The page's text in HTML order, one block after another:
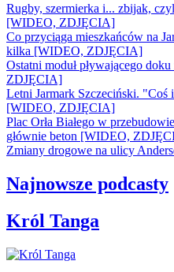
Rugby, szermierka i... zbijak,
[WIDEO, ZDJĘCIA]
Co przyciąga mieszkańców na
kilka [WIDEO, ZDJĘCIA]
Ostatni moduł pływającego
ZDJĘCIA]
Letni Jarmark Szczeciński. "Coś
[WIDEO, ZDJĘCIA]
Plac Orła Białego w
głównie beton [WIDEO,
Zmiany drogowe na ulicy
Najnowsze podcasty
Król Tanga